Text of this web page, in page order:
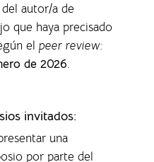
autor/a de
que haya precisado
el peer review:
de 2026.
invitados:
una
por parte del